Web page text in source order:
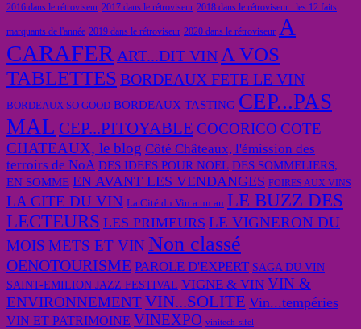
2016 dans le rétroviseur 2017 dans le rétroviseur 2018 dans le rétroviseur : les 12 faits
marquants de l'année 2019 dans le rétroviseur 2020 dans le rétroviseur A
CARAFER ART...DIT VIN A VOS
TABLETTES BORDEAUX FETE LE VIN
BORDEAUX SO GOOD BORDEAUX TASTING CEP...PAS
MAL CEP...PITOYABLE COCORICO COTE
CHATEAUX, le blog Côté Châteaux, l'émission des
terroirs de NoA DES IDEES POUR NOEL DES SOMMELIERS,
EN SOMME EN AVANT LES VENDANGES FOIRES AUX VINS
LA CITE DU VIN La Cité du Vin a un an LE BUZZ DES
LECTEURS LES PRIMEURS LE VIGNERON DU
MOIS METS ET VIN Non classé
OENOTOURISME PAROLE D'EXPERT SAGA DU VIN
SAINT-EMILION JAZZ FESTIVAL VIGNE & VIN VIN &
ENVIRONNEMENTVIN...SOLITE Vin...tempéries
VIN ET PATRIMOINE VINEXPO vinitech-sifel